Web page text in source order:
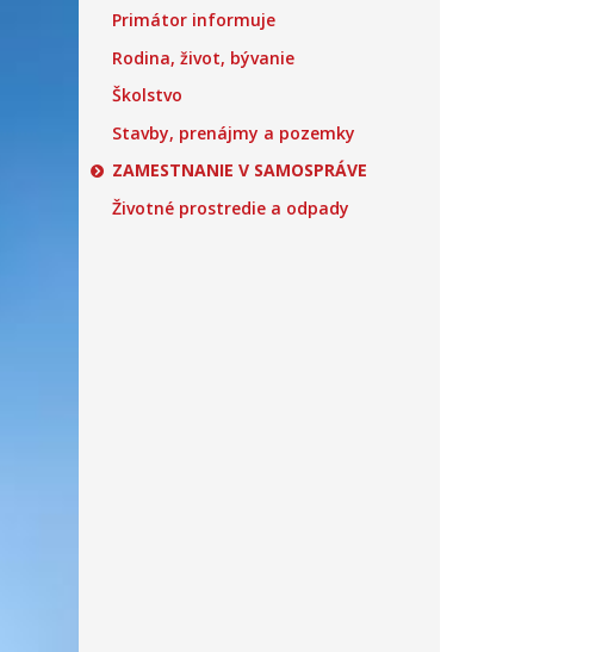
Primátor informuje
Rodina, život, bývanie
Školstvo
Stavby, prenájmy a pozemky
ZAMESTNANIE V SAMOSPRÁVE
Životné prostredie a odpady